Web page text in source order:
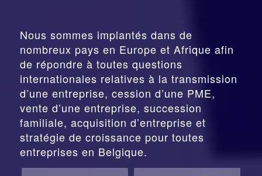
Nous sommes implantés dans de
nombreux pays en Europe et Afrique afin
de répondre à toutes questions
internationales relatives à la transmission
d’une entreprise, cession d’une PME,
vente d’une entreprise, succession
familiale, acquisition d’entreprise et
stratégie de croissance pour toutes
entreprises en Belgique.